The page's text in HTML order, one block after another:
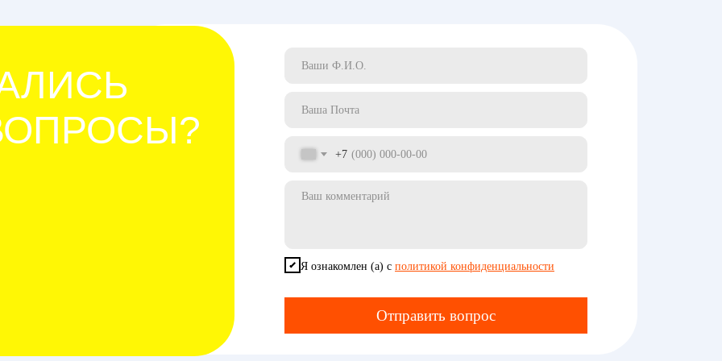
+7
Я ознакомлен (а) с политикой конфиденциальности
Отправить вопрос